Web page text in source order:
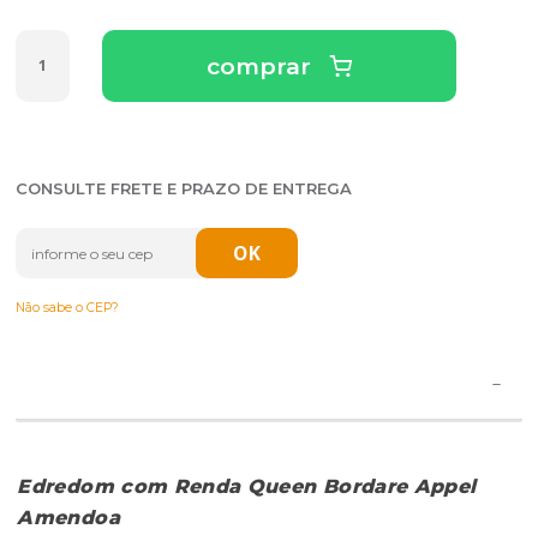
comprar
CONSULTE FRETE E PRAZO DE ENTREGA
Não sabe o CEP?
Edredom com Renda Queen Bordare Appel
Amendoa